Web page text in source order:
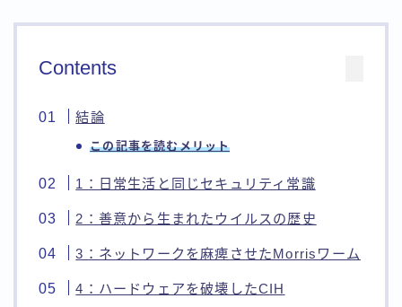
Contents
結論
この記事を読むメリット
1：日常生活と同じセキュリティ常識
2：善意から生まれたウイルスの歴史
3：ネットワークを麻痺させたMorrisワーム
4：ハードウェアを破壊したCIH